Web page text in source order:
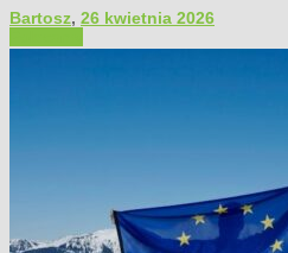
Bartosz, 26 kwietnia 2026